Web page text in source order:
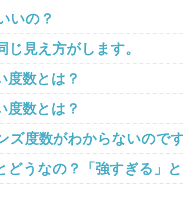
いの？
見え方がします。
度数とは？
度数とは？
ズ度数がわからないので
どうなの？「強すぎる」